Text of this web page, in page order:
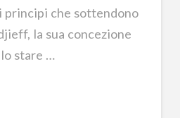
che sottendono
la sua concezione
stare …